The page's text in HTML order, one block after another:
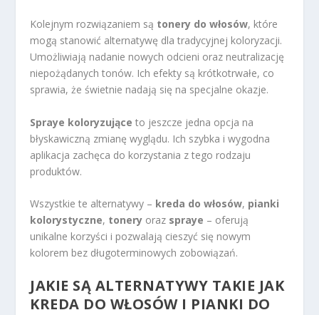
Kolejnym rozwiązaniem są tonery do włosów, które
mogą stanowić alternatywę dla tradycyjnej koloryzacji.
Umożliwiają nadanie nowych odcieni oraz neutralizację
niepożądanych tonów. Ich efekty są krótkotrwałe, co
sprawia, że świetnie nadają się na specjalne okazje.
Spraye koloryzujące to jeszcze jedna opcja na
błyskawiczną zmianę wyglądu. Ich szybka i wygodna
aplikacja zachęca do korzystania z tego rodzaju
produktów.
Wszystkie te alternatywy – kreda do włosów, pianki
kolorystyczne, tonery oraz spraye – oferują
unikalne korzyści i pozwalają cieszyć się nowym
kolorem bez długoterminowych zobowiązań.
JAKIE SĄ ALTERNATYWY TAKIE JAK
KREDA DO WŁOSÓW I PIANKI DO